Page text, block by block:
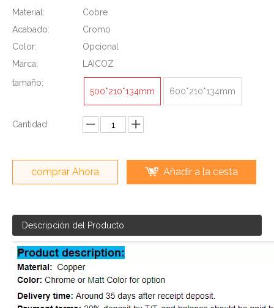
Material:
Cobre
Acabado:
Cromo
Color:
Opcional
Marca:
LAICOZ
tamaño:
500*210*134mm
600*210*134mm
Cantidad:
comprar Ahora Añadir a la cesta
Descripción del Producto